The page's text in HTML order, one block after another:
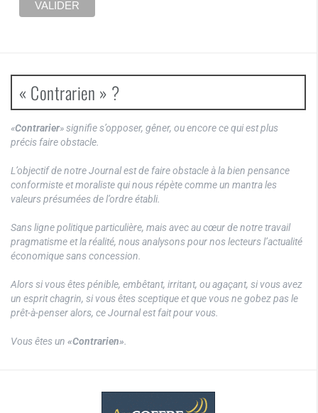
« Contrarien » ?
«Contrarier» signifie s’opposer, gêner, ou encore ce qui est plus
précis faire obstacle.
L’objectif de notre Journal est de faire obstacle à la bien pensance
conformiste et moraliste qui nous répète comme un mantra les
valeurs présumées de l’ordre établi.
Sans ligne politique particulière, mais avec au cœur de notre travail
pragmatisme et la réalité, nous analysons pour nos lecteurs l’actualité
économique sans concession.
Alors si vous êtes pénible, embêtant, irritant, ou agaçant, si vous avez
un esprit chagrin, si vous êtes sceptique et que vous ne gobez pas le
prêt-à-penser alors, ce Journal est fait pour vous.
Vous êtes un «Contrarien».